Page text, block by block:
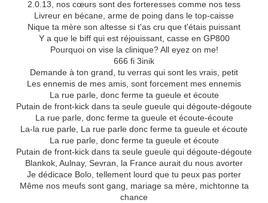
2.0.13, nos cœurs sont des forteresses comme nos tess
Livreur en bécane, arme de poing dans le top-caisse
Nique ta mère son altesse si t'as cru que t'étais puissant
Y a que le biff qui est réjouissant, casse en GP800
Pourquoi on vise la clinique? All eyez on me!
666 fi 3inik
Demande à ton grand, tu verras qui sont les vrais, petit
Les ennemis de mes amis, sont forcement mes ennemis
La rue parle, donc ferme ta gueule et écoute
Putain de front-kick dans ta seule gueule qui dégoute-dégoute
La rue parle, donc ferme ta gueule et écoute-écoute
La-la rue parle, La rue parle donc ferme ta gueule et écoute
La rue parle, donc ferme ta gueule et écoute
Putain de front-kick dans ta seule gueule qui dégoute-dégoute
Blankok, Aulnay, Sevran, la France aurait du nous avorter
Je dédicace Bolo, tellement lourd que tu peux pas porter
Même nos meufs sont gang, mariage sa mère, michtonne ta
chance